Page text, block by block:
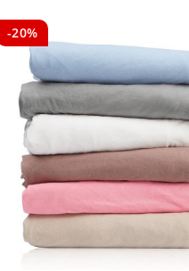
-20%